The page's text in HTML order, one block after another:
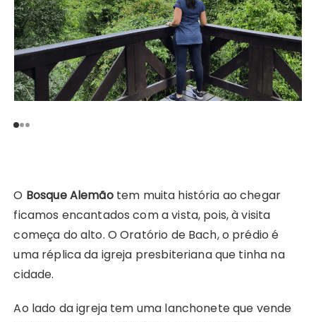
O Bosque Alemãotem muita história ao chegar
ficamos encantados com a vista, pois, à visita
começa do alto. O Oratório de Bach, o prédio é
uma réplica da igreja presbiteriana que tinha na
cidade.
Ao lado da igreja tem uma lanchonete que vende